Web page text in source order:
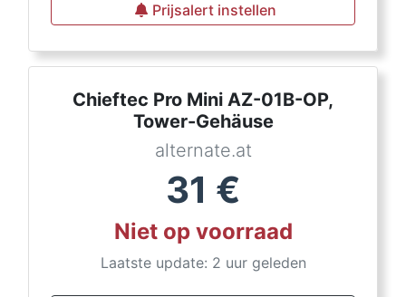
Prijsalert instellen
Chieftec Pro Mini AZ-01B-OP,
Tower-Gehäuse
alternate.at
31 €
Niet op voorraad
Laatste update: 2 uur geleden